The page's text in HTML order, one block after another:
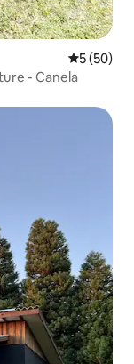
5 (50)
- Canela